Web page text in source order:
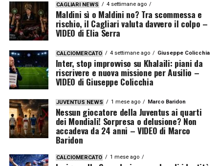
CAGLIARI NEWS 4 settimane ago
Maldini sì o Maldini no? Tra scommessa e
rischio, il Cagliari valuta davvero il colpo –
VIDEO di Elia Serra
CALCIOMERCATO 4 settimane ago Giuseppe Colicchia
Inter, stop improvviso su Khalaili: piani da
riscrivere e nuova missione per Ausilio –
VIDEO di Giuseppe Colicchia
JUVENTUS NEWS 1 mese ago Marco Baridon
Nessun giocatore della Juventus ai quarti
dei Mondiali! Sorpresa o delusione? Non
accadeva da 24 anni – VIDEO di Marco
Baridon
CALCIOMERCATO 1 mese ago